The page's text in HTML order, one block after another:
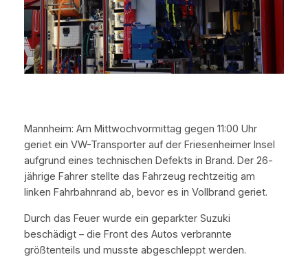
Mannheim: Am Mittwochvormittag gegen 11:00 Uhr
geriet ein VW-Transporter auf der Friesenheimer Insel
aufgrund eines technischen Defekts in Brand. Der 26-
jährige Fahrer stellte das Fahrzeug rechtzeitig am
linken Fahrbahnrand ab, bevor es in Vollbrand geriet.
Durch das Feuer wurde ein geparkter Suzuki
beschädigt – die Front des Autos verbrannte
größtenteils und musste abgeschleppt werden.